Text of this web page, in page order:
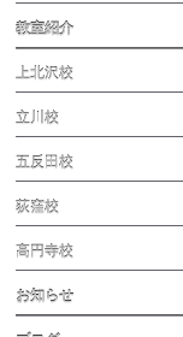
教室紹介
上北沢校
立川校
五反田校
荻窪校
高円寺校
お知らせ